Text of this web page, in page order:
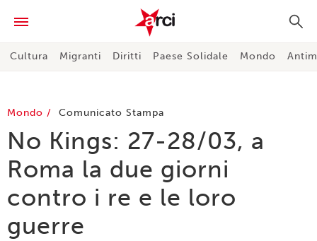
Cultura Migranti Diritti Paese Solidale Mondo
Mondo Comunicato Stampa
No Kings: 27-28/03, a
Roma la due giorni
contro i re e le loro
guerre